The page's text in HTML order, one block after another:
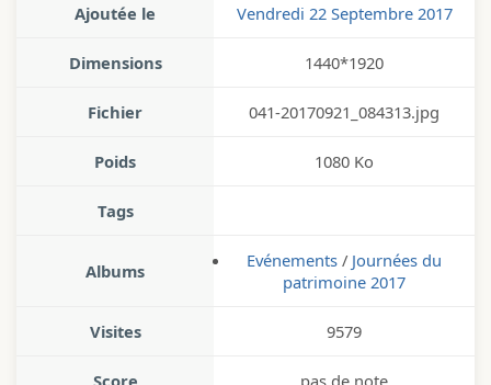
Ajoutée le Vendredi 22 Septembre 2017
Dimensions 1440*1920
Fichier 041-20170921_084313.jpg
Poids 1080 Ko
Tags
Albums Evénements / Journées du
patrimoine 2017
Visites 9579
Score pas de note